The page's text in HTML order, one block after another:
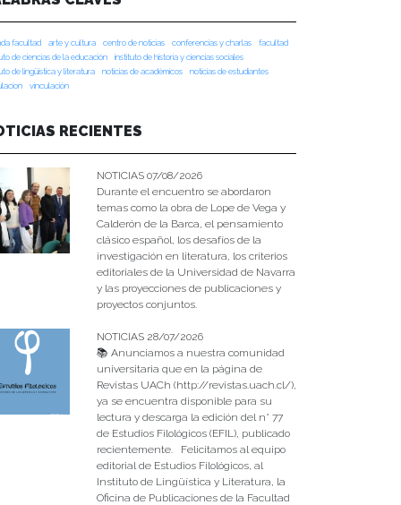
facultad arte y cultura centro de noticias conferencias y charlas
facultad
de ciencias de la educación
instituto de historia y ciencias sociales
de lingüística y literatura
noticias de académicos
noticias de estudiantes
vinculación
RECIENTES
NOTICIAS 07/08/2026
Durante el encuentro se abordaron
temas como la obra de Lope de Vega y
Calderón de la Barca, el pensamiento
clásico español, los desafíos de la
investigación en literatura, los criterios
editoriales de la Universidad de Navarra
y las proyecciones de publicaciones y
proyectos conjuntos.
NOTICIAS 28/07/2026
📚 Anunciamos a nuestra comunidad
universitaria que en la página de
Revistas UACh (http://revistas.uach.cl/),
ya se encuentra disponible para su
lectura y descarga la edición del n° 77
de Estudios Filológicos (EFIL), publicado
recientemente. Felicitamos al equipo
editorial de Estudios Filológicos, al
Instituto de Lingüística y Literatura, la
Oficina de Publicaciones de la Facultad